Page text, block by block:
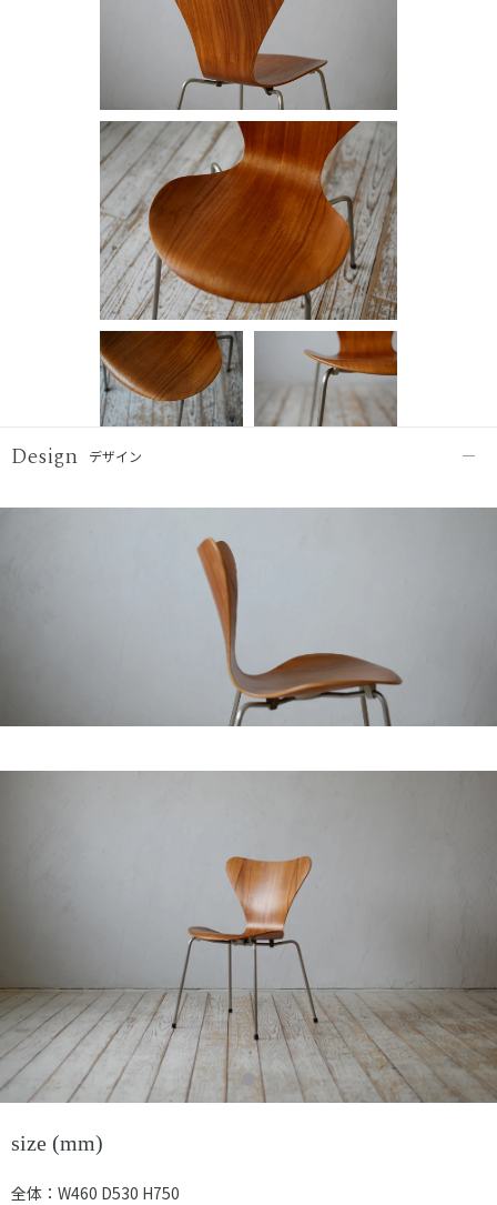
Design デザイン
size (mm)
全体：W460 D530 H750